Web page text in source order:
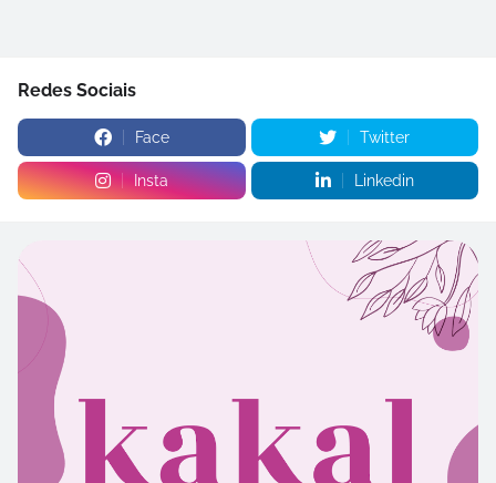
Redes Sociais
Face Twitter
Insta Linkedin